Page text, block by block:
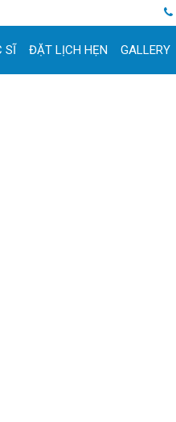
SĨ ĐẶT LỊCH HẸN GALLERY